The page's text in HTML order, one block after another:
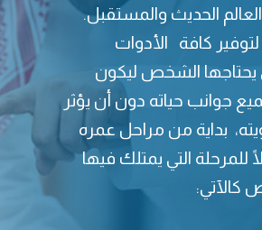
الحديث والمستقبل.
كافة الأدوات
يحتاجها الشخص ليكون
جوانب حياته دون أن يؤثر
بداية من مراحل عمره
للمرحلة التي يمتلك فيها
كالآتي: